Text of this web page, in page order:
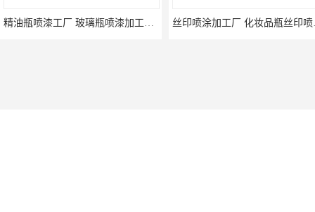
精油瓶喷漆工厂 玻璃瓶喷漆加工厂家 丝